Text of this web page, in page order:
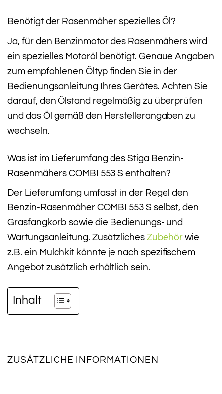
Benötigt der Rasenmäher spezielles Öl?
Ja, für den Benzinmotor des Rasenmähers wird
ein spezielles Motoröl benötigt. Genaue Angaben
zum empfohlenen Öltyp finden Sie in der
Bedienungsanleitung Ihres Gerätes. Achten Sie
darauf, den Ölstand regelmäßig zu überprüfen
und das Öl gemäß den Herstellerangaben zu
wechseln.
Was ist im Lieferumfang des Stiga Benzin-
Rasenmähers COMBI 553 S enthalten?
Der Lieferumfang umfasst in der Regel den
Benzin-Rasenmäher COMBI 553 S selbst, den
Grasfangkorb sowie die Bedienungs- und
Wartungsanleitung. Zusätzliches Zubehör wie
z.B. ein Mulchkit könnte je nach spezifischem
Angebot zusätzlich erhältlich sein.
Inhalt
ZUSÄTZLICHE INFORMATIONEN